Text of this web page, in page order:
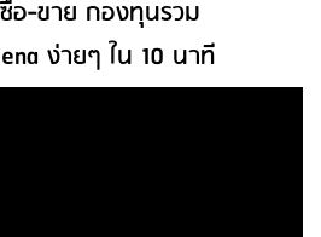
อ-ขาย กองทุนรวม
ง่ายๆ ใน 10 นาที